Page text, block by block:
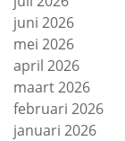
juni 2026
mei 2026
april 2026
maart 2026
februari 2026
januari 2026